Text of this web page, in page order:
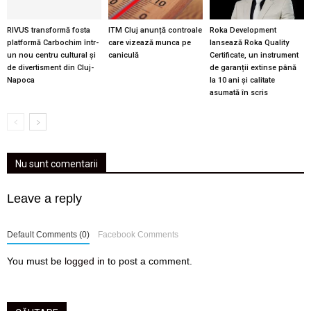
RIVUS transformă fosta
platformă Carbochim într-
un nou centru cultural și
de divertisment din Cluj-
Napoca
ITM Cluj anunță controale
care vizează munca pe
caniculă
Roka Development
lansează Roka Quality
Certificate, un instrument
de garanții extinse până
la 10 ani și calitate
asumată în scris
Nu sunt comentarii
Leave a reply
Default Comments (0) Facebook Comments
You must be logged in to post a comment.